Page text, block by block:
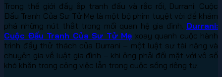
Trong thế giới đầy ắp tranh đấu và rắc rối, Durrani: Cuộc
Đấu Tranh Của Sư Tử Mẹ là một bộ phim tuyệt vời để khám
phá những nút thắt trong mối quan hệ gia đình. Durrani:
Cuộc Đấu Tranh Của Sư Tử Mẹ xoay quanh cuộc hành
trình đầy thử thách của Durrani – một luật sư tài năng và
chuyên gia về luật gia đình – khi ông phải đối mặt với vô số
khó khăn trong công việc lẫn trong cuộc sống riêng tư.